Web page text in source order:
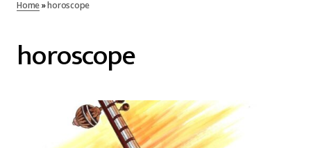
Home»horoscope
horoscope